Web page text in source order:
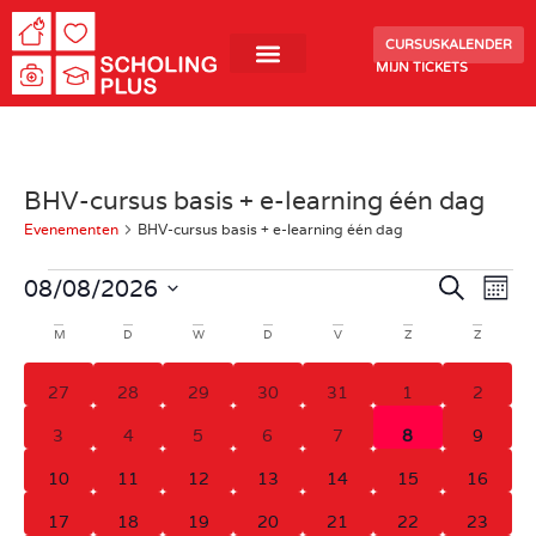
CURSUSKALENDER
MIJN TICKETS
BHV-cursus basis + e-learning één dag
Evenementen BHV-cursus basis + e-learning één dag
en
Zoeken
08/08/2026
eenKalender
van
Evenementen
M D W D V Z Z
0 evenementen
27 0 evenementen
28 0 evenementen
29 0 evenementen
30 0 evenementen
31 0 evenementen
1 0
2
0 evenementen
3 0 evenementen
4 0 evenementen
5 0 evenementen
6 0 evenementen
7 0 evenementen
8 0
9
0 evenementen
10 0 evenementen
11 0 evenementen
12 0 evenementen
13 0 evenementen
14 0 evenementen
15 0
16
0 evenementen
17 0 evenementen
18 0 evenementen
19 0 evenementen
20 0 evenementen
21 0 evenementen
22 0
23